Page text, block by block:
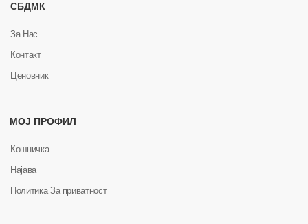
СБДМК
За Нас
Контакт
Ценовник
МОЈ ПРОФИЛ
Кошничка
Најава
Политика За приватност